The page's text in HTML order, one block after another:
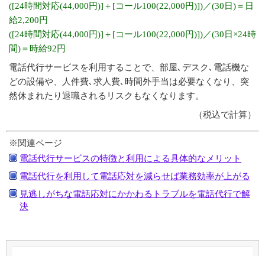
([24時間対応(44,000円)]＋[コール100(22,000円)])／(30日)＝日
給2,200円
([24時間対応(44,000円)]＋[コール100(22,000円)])／(30日×24時
間)＝時給92円
電話代行サービスを利用することで、部屋､デスク､電話機な
どの設備や、人件費､求人費､時間外手当は必要なくなり、突
然休まれたり退職されるリスクもなくなります。
（税込で計算）
※関連ページ
電話代行サービスの特徴と利用による具体的なメリット
電話代行を利用して電話応対を減らせば業務効率が上がる
見逃しがちな電話応対にかかわるトラブルを電話代行で解
決